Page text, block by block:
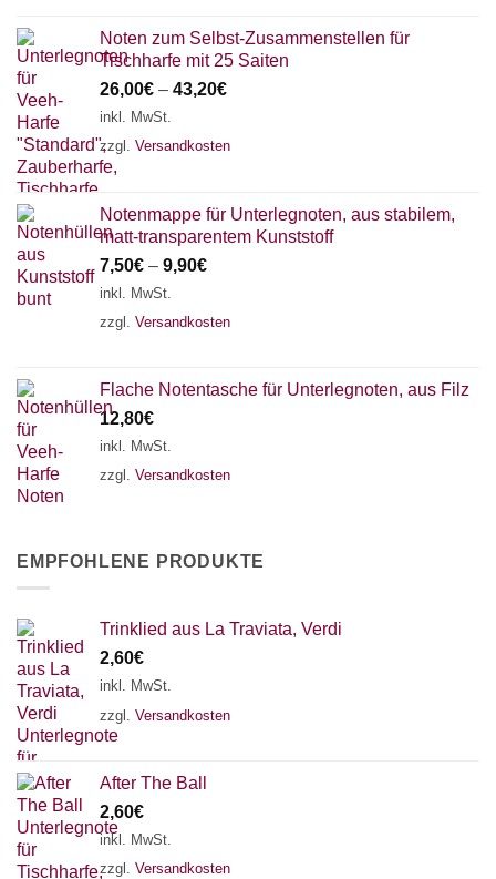
Noten zum Selbst-Zusammenstellen für
Tischharfe mit 25 Saiten
26,00€ – 43,20€
inkl. MwSt.
zzgl. Versandkosten
Notenmappe für Unterlegnoten, aus stabilem,
matt-transparentem Kunststoff
7,50€ – 9,90€
inkl. MwSt.
zzgl. Versandkosten
Flache Notentasche für Unterlegnoten, aus Filz
12,80€
inkl. MwSt.
zzgl. Versandkosten
EMPFOHLENE PRODUKTE
Trinklied aus La Traviata, Verdi
2,60€
inkl. MwSt.
zzgl. Versandkosten
After The Ball
2,60€
inkl. MwSt.
zzgl. Versandkosten